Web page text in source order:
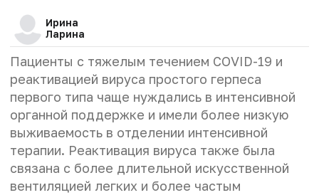
Ирина
Ларина
Пациенты с тяжелым течением COVID-19 и
реактивацией вируса простого герпеса
первого типа чаще нуждались в интенсивной
органной поддержке и имели более низкую
выживаемость в отделении интенсивной
терапии. Реактивация вируса также была
связана с более длительной искусственной
вентиляцией легких и более частым